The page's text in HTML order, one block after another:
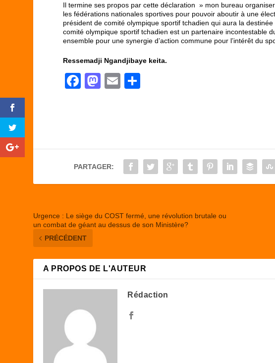
Il termine ses propos par cette déclaration » mon bureau
les fédérations nationales sportives pour pouvoir aboutir à une
président de comité olympique sportif tchadien qui aura la
comité olympique sportif tchadien est un partenaire incontestable
ensemble pour une synergie d’action commune pour l’intérêt du
Ressemadji Ngandjibaye keita.
F
b
o
M
d
o
E
er
PARTAGER:
Urgence : Le siège du COST fermé, une révolution brutale ou
un combat de géant au dessus de son Ministère?
PRÉCÉDENT
A PROPOS DE L'AUTEUR
Rédaction